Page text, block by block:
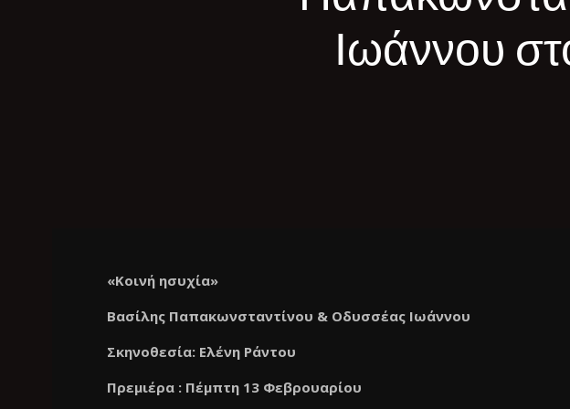
Ιωάννου
«Κοινή ησυχία»
Βασίλης Παπακωνσταντίνου & Οδυσσέας Ιωάννου
Σκηνοθεσία: Ελένη Ράντου
Πρεμιέρα : Πέμπτη 13 Φεβρουαρίου